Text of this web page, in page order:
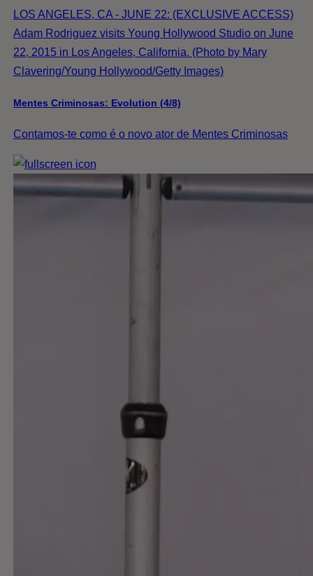
LOS ANGELES, CA - JUNE 22: (EXCLUSIVE ACCESS)
Adam Rodriguez visits Young Hollywood Studio on June
22, 2015 in Los Angeles, California. (Photo by Mary
Clavering/Young Hollywood/Getty Images)
Mentes Criminosas: Evolution (4/8)
Contamos-te como é o novo ator de Mentes Criminosas